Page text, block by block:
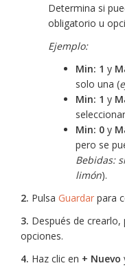
Determina si
obligatorio u
Ejemplo:
Min: 1 y
solo una (
Min: 1 y
Min: 0 y
pero se
Bebidas:
limón).
2. Pulsa Guardar para
3. Después de crearlo,
opciones.
4. Haz clic en + Nuevo